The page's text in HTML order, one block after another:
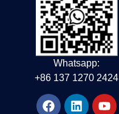
Whatsapp:
+86 137 1270 2424